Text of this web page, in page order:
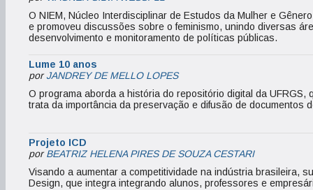
O NIEM, Núcleo Interdisciplinar de Estudos da Mulher e
e promoveu discussões sobre o feminismo, unindo diversas
desenvolvimento e monitoramento de políticas públicas.
Lume 10 anos
porJANDREY DE MELLO LOPES
O programa aborda a história do repositório digital da
trata da importância da preservação e difusão de documentos
Projeto ICD
porBEATRIZ HELENA PIRES DE SOUZA CESTARI
Visando a aumentar a competitividade na indústria brasileira,
Design, que integra integrando alunos, professores e